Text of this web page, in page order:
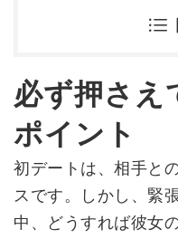
必ず押さえ
ポイント
初デートは、相手と
スです。しかし、緊
中、どうすれば彼女